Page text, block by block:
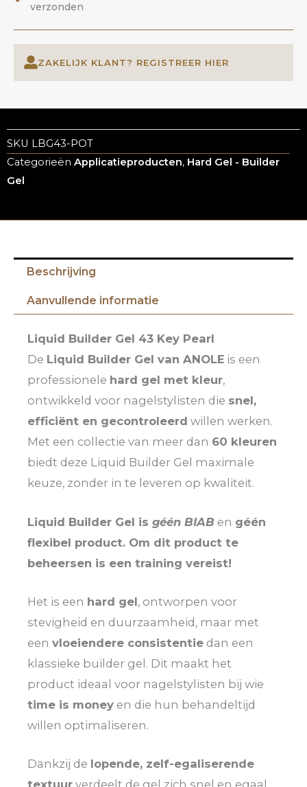
verzonden
ZAKELIJK KLANT? REGISTREER HIER
SKU LBG43-POT
Categorieën Applicatieproducten, Hard Gel - Builder
Gel
Beschrijving
Aanvullende informatie
Liquid Builder Gel 43 Key Pearl
De Liquid Builder Gel van ANOLE is een
professionele hard gel met kleur,
ontwikkeld voor nagelstylisten die snel,
efficiënt en gecontroleerd willen werken.
Met een collectie van meer dan 60 kleuren
biedt deze Liquid Builder Gel maximale
keuze, zonder in te leveren op kwaliteit.
Liquid Builder Gel is géén BIAB en géén
flexibel product. Om dit product te
beheersen is een training vereist!
Het is een hard gel, ontworpen voor
stevigheid en duurzaamheid, maar met
een vloeiendere consistentie dan een
klassieke builder gel. Dit maakt het
product ideaal voor nagelstylisten bij wie
time is money en die hun behandeltijd
willen optimaliseren.
Dankzij de lopende, zelf-egaliserende